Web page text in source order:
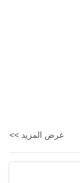
عرض المزيد >>